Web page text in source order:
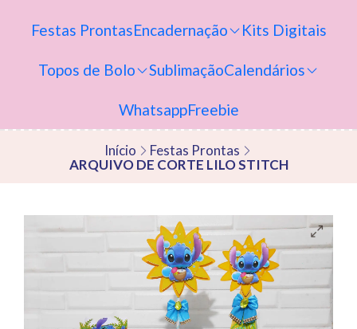
Festas ProntasEncadernação Kits Digitais
Topos de Bolo SublimaçãoCalendários
WhatsappFreebie
Início
Festas Prontas
ARQUIVO DE CORTE LILO STITCH